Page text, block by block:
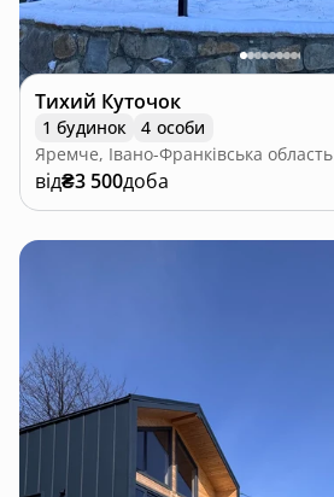
Тихий Куточок
1 будинок
4 особи
Яремче, Івано-Франківська область
від₴3 500доба